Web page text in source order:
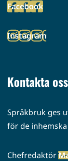
palveluun)
Facebook
(siirryt
palveluun)
Instagram
(siirryt
Kontakta oss
Språkbruk ges
för de
Chefredaktör